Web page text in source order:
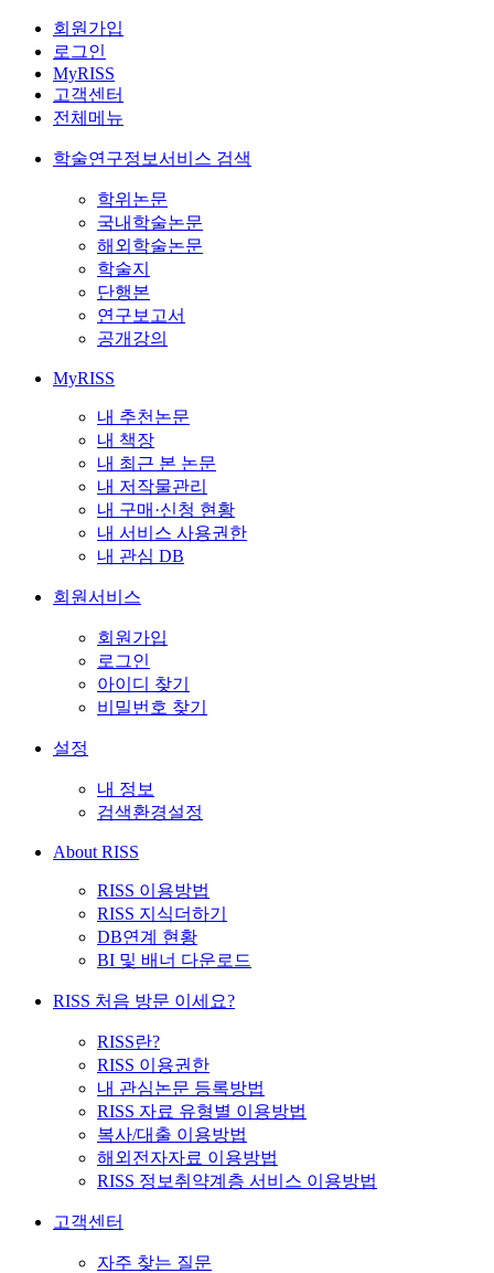
회원가입
로그인
MyRISS
고객센터
전체메뉴
학술연구정보서비스 검색
학위논문
국내학술논문
해외학술논문
학술지
단행본
연구보고서
공개강의
MyRISS
내 추천논문
내 책장
내 최근 본 논문
내 저작물관리
내 구매·신청 현황
내 서비스 사용권한
내 관심 DB
회원서비스
회원가입
로그인
아이디 찾기
비밀번호 찾기
설정
내 정보
검색환경설정
About RISS
RISS 이용방법
RISS 지식더하기
DB연계 현황
BI 및 배너 다운로드
RISS 처음 방문 이세요?
RISS란?
RISS 이용권한
내 관심논문 등록방법
RISS 자료 유형별 이용방법
복사/대출 이용방법
해외전자자료 이용방법
RISS 정보취약계층 서비스 이용방법
고객센터
자주 찾는 질문